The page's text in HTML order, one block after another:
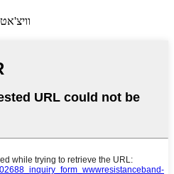
וויצ'אט